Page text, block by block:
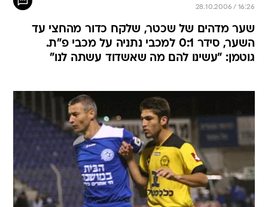
28.10.2006 / 16:26
שער מדהים של שכטר, שלקח כדור מהחצי עד
השער, סידר 0:1 למכבי נתניה על מכבי פ"ת.
גוטמן: "עשינו להם מה שאשדוד עשתה לנו"